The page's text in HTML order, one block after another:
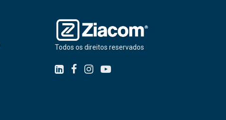
Todos os direitos reservados